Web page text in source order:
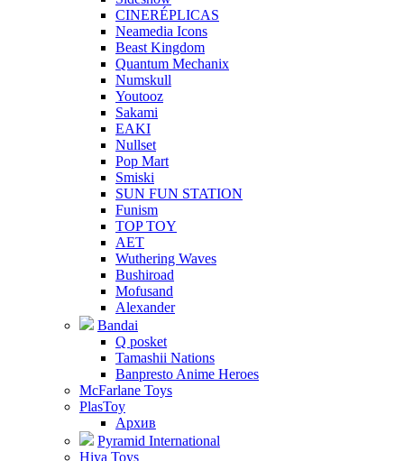
CINERÉPLICAS
Neamedia Icons
Beast Kingdom
Quantum Mechanix
Numskull
Youtooz
Sakami
EAKI
Nullset
Pop Mart
Smiski
SUN FUN STATION
Funism
TOP TOY
AET
Wuthering Waves
Bushiroad
Mofusand
Alexander
Bandai
Q posket
Tamashii Nations
Banpresto Anime Heroes
McFarlane Toys
PlasToy
Архив
Pyramid International
Hiya Toys